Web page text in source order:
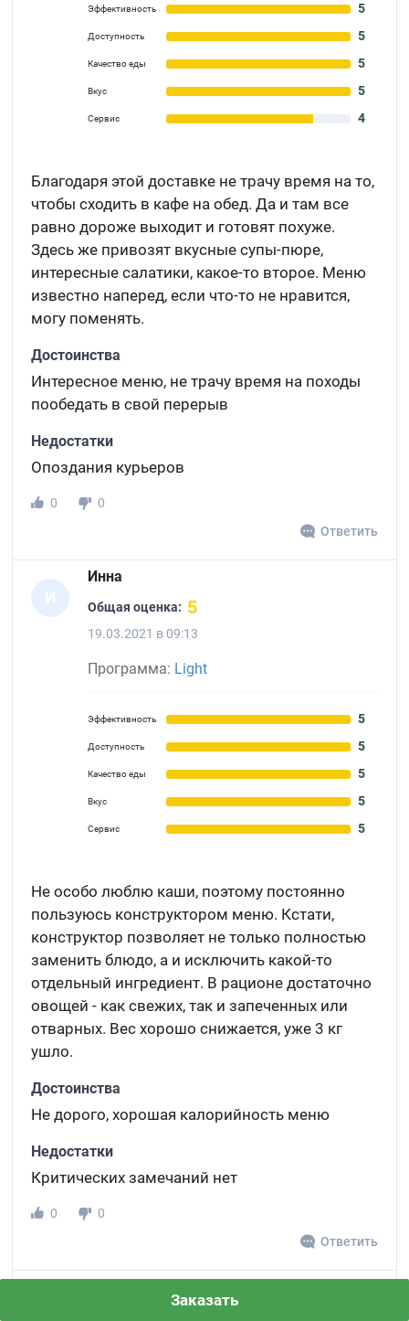
Эффективность 5
Доступность 5
Качество еды 5
Вкус 5
Сервис 4
Благодаря этой доставке не трачу время на то,
чтобы сходить в кафе на обед. Да и там все
равно дороже выходит и готовят похуже.
Здесь же привозят вкусные супы-пюре,
интересные салатики, какое-то второе. Меню
известно наперед, если что-то не нравится,
могу поменять.
Достоинства
Интересное меню, не трачу время на походы
пообедать в свой перерыв
Недостатки
Опоздания курьеров
0
0
Ответить
И
Инна
Общая оценка: 5
19.03.2021 в 09:13
Программа: Light
Эффективность 5
Доступность 5
Качество еды 5
Вкус 5
Сервис 5
Не особо люблю каши, поэтому постоянно
пользуюсь конструктором меню. Кстати,
конструктор позволяет не только полностью
заменить блюдо, а и исключить какой-то
отдельный ингредиент. В рационе достаточно
овощей - как свежих, так и запеченных или
отварных. Вес хорошо снижается, уже 3 кг
ушло.
Достоинства
Не дорого, хорошая калорийность меню
Недостатки
Критических замечаний нет
0
0
Ответить
Заказать